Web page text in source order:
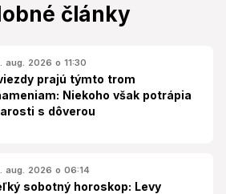
články
aug. 2026 o 11:30
prajú týmto trom
Niekoho však potrápia
s dôverou
aug. 2026 o 06:14
sobotný horoskop: Levy